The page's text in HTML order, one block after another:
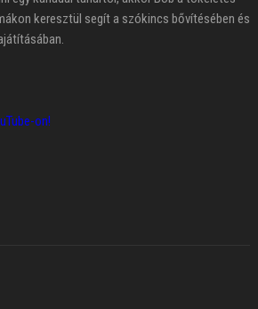
keresztül segít a szókincs bővítésében és
on!